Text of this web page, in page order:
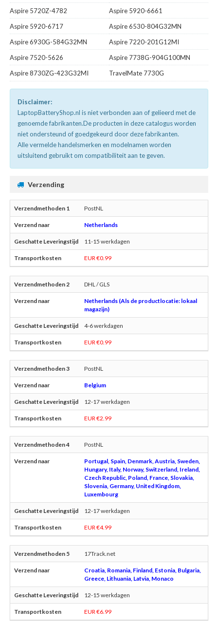
Aspire 5720Z-4782
Aspire 5920-6661
Aspire 5920-6717
Aspire 6530-804G32MN
Aspire 6930G-584G32MN
Aspire 7220-201G12MI
Aspire 7520-5626
Aspire 7738G-904G100MN
Aspire 8730ZG-423G32MI
TravelMate 7730G
Disclaimer:
LaptopBatteryShop.nl is niet verbonden aan of gelieerd met de
genoemde fabrikanten.De producten in deze catalogus worden
niet ondersteund of goedgekeurd door deze fabrikanten.
Alle vermelde handelsmerken en modelnamen worden
uitsluitend gebruikt om compatibiliteit aan te geven.
Verzending
PostNL
Netherlands
11-15 werkdagen
EUR €0.99
DHL / GLS
Netherlands (Als de productlocatie: lokaal
magazijn)
4-6 werkdagen
EUR €0.99
PostNL
Belgium
12-17 werkdagen
EUR €2.99
PostNL
Portugal, Spain, Denmark, Austria, Sweden,
Hungary, Italy, Norway, Switzerland, Ireland,
Czech Republic, Poland, France, Slovakia,
Slovenia, Germany, United Kingdom,
Luxembourg
12-17 werkdagen
EUR €4.99
17Track.net
Croatia, Romania, Finland, Estonia, Bulgaria,
Greece, Lithuania, Latvia, Monaco
12-15 werkdagen
EUR €6.99